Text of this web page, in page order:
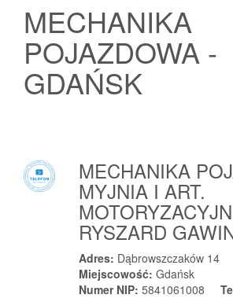
MECHANIKA
POJAZDOWA -
GDAŃSK
MECHANIKA
MYJNIA I ART.
RYSZARD
Adres: Dąbrowszczaków 14
Miejscowość: Gdańsk
Numer NIP: 5841061008